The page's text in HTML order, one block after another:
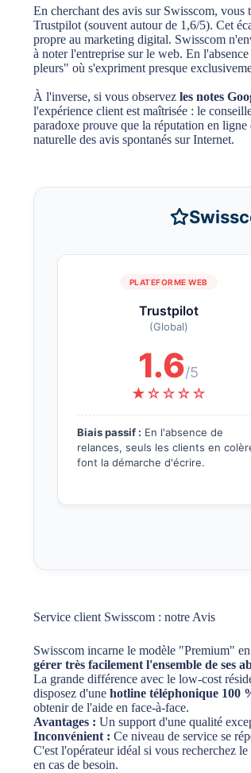
En cherchant des avis sur Swisscom, vous
Trustpilot (souvent autour de 1,6/5). Cet
propre au marketing digital. Swisscom
à noter l'entreprise sur le web. En
pleurs" où s'expriment presque
À l'inverse, si vous observez les notes
l'expérience client est maîtrisée : le
paradoxe prouve que la réputation en
naturelle des avis spontanés sur Internet.
PLATEFORME WEB
Trustpilot
(Global)
1.6/5
★☆☆☆☆
Biais passif : En l'absence de
relances, seuls les clients en
font la démarche d'écrire.
Service client Swisscom : notre Avis
Swisscom incarne le modèle "Premium"
gérer très facilement l'ensemble de ses
La grande différence avec le low-cost
disposez d'une hotline téléphonique 100
obtenir de l'aide en face-à-face.
Avantages : Un support d'une qualité
Inconvénient : Ce niveau de service se
C'est l'opérateur idéal si vous recherchez
en cas de besoin.